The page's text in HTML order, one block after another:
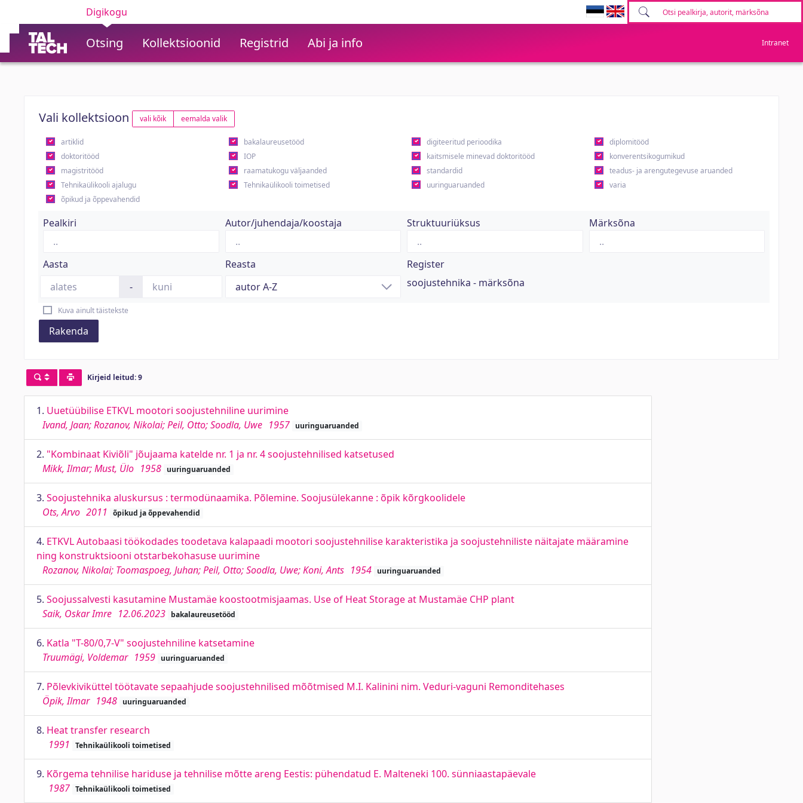
Digikogu
Otsing Kollektsioonid Registrid Abi ja info Intranet
Vali kollektsioon vali kõik eemalda valik
artiklid bakalaureusetööd digiteeritud perioodika
diplomitööd
doktoritööd
IOP kaitsmisele minevad doktoritööd
konverentsikogumikud
magistritööd
raamatukogu väljaanded standardid
teadus- ja arengutegevuse aruanded
Tehnikaülikooli ajalugu
Tehnikaülikooli toimetised uuringuaruanded
varia
õpikud ja õppevahendid
Pealkiri Autor/juhendaja/koostaja Struktuuriüksus Märksõna
Aasta
-
Reasta
Register
soojustehnika - märksõna
Kuva ainult täistekste
Rakenda
Kirjeid leitud: 9
1. Uuetüübilise ETKVL mootori soojustehniline uurimine
Ivand, Jaan; Rozanov, Nikolai; Peil, Otto; Soodla, Uwe 1957 uuringuaruanded
2. "Kombinaat Kiviõli" jõujaama katelde nr. 1 ja nr. 4 soojustehnilised katsetused
Mikk, Ilmar; Must, Ülo 1958 uuringuaruanded
3. Soojustehnika aluskursus : termodünaamika. Põlemine. Soojusülekanne : õpik kõrgkoolidele
Ots, Arvo 2011 õpikud ja õppevahendid
4. ETKVL Autobaasi töökodades toodetava kalapaadi mootori soojustehnilise karakteristika ja soojustehniliste näitajate määramine
ning konstruktsiooni otstarbekohasuse uurimine
Rozanov, Nikolai; Toomaspoeg, Juhan; Peil, Otto; Soodla, Uwe; Koni, Ants 1954 uuringuaruanded
5. Soojussalvesti kasutamine Mustamäe koostootmisjaamas. Use of Heat Storage at Mustamäe CHP plant
Saik, Oskar Imre 12.06.2023 bakalaureusetööd
6. Katla "T-80/0,7-V" soojustehniline katsetamine
Truumägi, Voldemar 1959 uuringuaruanded
7. Põlevkiviküttel töötavate sepaahjude soojustehnilised mõõtmised M.I. Kalinini nim. Veduri-vaguni Remonditehases
Öpik, Ilmar 1948 uuringuaruanded
8. Heat transfer research
1991
Tehnikaülikooli toimetised
9. Kõrgema tehnilise hariduse ja tehnilise mõtte areng Eestis: pühendatud E. Malteneki 100. sünniaastapäevale
1987 Tehnikaülikooli toimetised